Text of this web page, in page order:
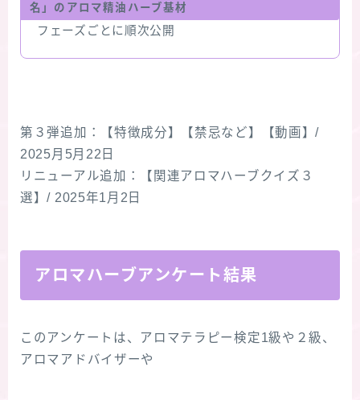
名」のアロマ精油ハーブ基材
フェーズごとに順次公開
第３弾追加：【特徴成分】【禁忌など】【動画】/
2025月5月22日
リニューアル追加：【関連アロマハーブクイズ３
選】/ 2025年1月2日
アロマハーブアンケート結果
このアンケートは、アロマテラピー検定1級や２級、
アロマアドバイザーや